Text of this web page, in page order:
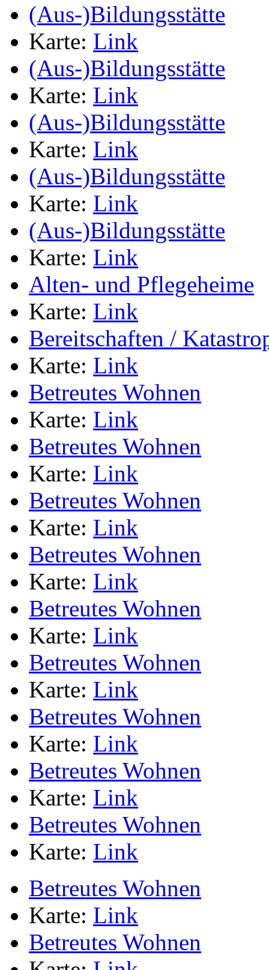
(Aus-)Bildungsstätte
Karte: Link
(Aus-)Bildungsstätte
Karte: Link
(Aus-)Bildungsstätte
Karte: Link
(Aus-)Bildungsstätte
Karte: Link
(Aus-)Bildungsstätte
Karte: Link
Alten- und Pflegeheime
Karte: Link
Bereitschaften /
Karte: Link
Betreutes Wohnen
Karte: Link
Betreutes Wohnen
Karte: Link
Betreutes Wohnen
Karte: Link
Betreutes Wohnen
Karte: Link
Betreutes Wohnen
Karte: Link
Betreutes Wohnen
Karte: Link
Betreutes Wohnen
Karte: Link
Betreutes Wohnen
Karte: Link
Betreutes Wohnen
Karte: Link
Betreutes Wohnen
Karte: Link
Betreutes Wohnen